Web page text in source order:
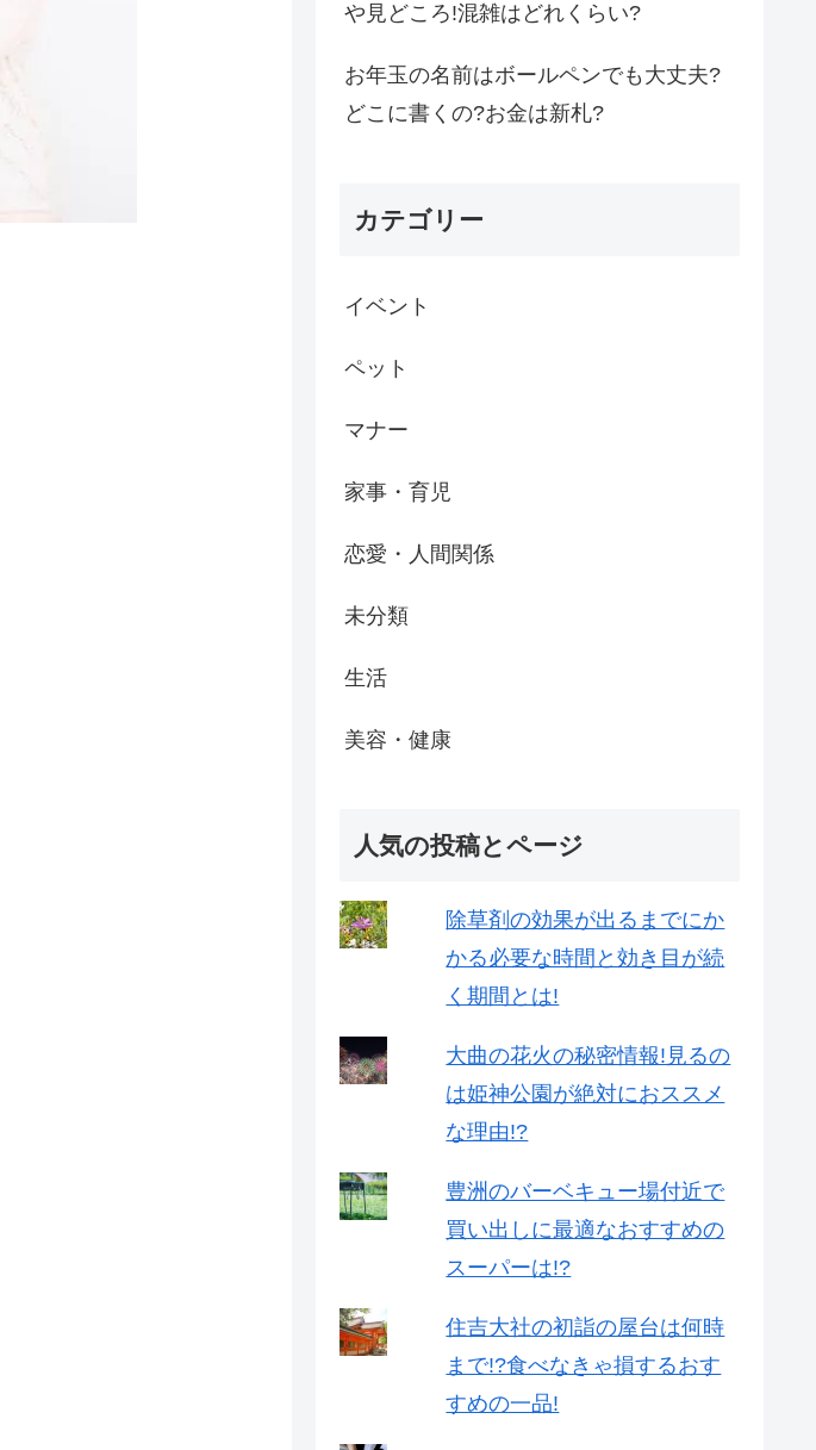
や見どころ!混雑はどれくらい?
お年玉の名前はボールペンでも大丈夫?
どこに書くの?お金は新札?
カテゴリー
イベント
ペット
マナー
家事・育児
恋愛・人間関係
未分類
生活
美容・健康
人気の投稿とページ
除草剤の効果が出るまでにか
かる必要な時間と効き目が続
く期間とは!
大曲の花火の秘密情報!見るの
は姫神公園が絶対におススメ
な理由!?
豊洲のバーベキュー場付近で
買い出しに最適なおすすめの
スーパーは!?
住吉大社の初詣の屋台は何時
まで!?食べなきゃ損するおす
すめの一品!